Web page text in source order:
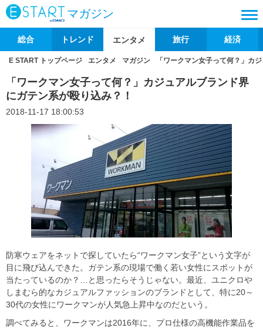
マガジン
総合 トレンド エンタメ 旅行 経済
E START トップページ エンタメ マガジン 「ワークマン女子って何？」カ
「ワークマン女子って何？」カジュアルブランド界
にガテン系が殴り込み？！
2018-11-17 18:00:53
防寒ウェアをネットで探していたら“ワークマン女子”という文字が
目に飛び込んできた。ガテン系の現場で働く若い女性にスポットが
当たっているのか？…と思ったらそうじゃない。最近、ユニクロや
しまむら的なカジュアルファッションのブランドとして、特に20～
30代の女性にワークマンが人気急上昇中なのだという。
調べてみると、ワークマンは2016年に、プロ仕様の高機能作業品を